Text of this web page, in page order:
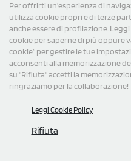
Per offrirti un'esperienza di
utilizza cookie propri e di terze
anche essere di profilazione.
cookie per saperne di più oppure
cookie” per gestire le tue
acconsenti alla memorizzazione
su "Rifiuta" accetti la
ringraziamo per la collaborazione!
Leggi Cookie Policy
Rifiuta
Trolley personalizzabile
Valigia trolley in policarbonato
trasportare dotati di 4 ruote.
da zip con cursori in pelle.
scarpe. Corredato di chiusura a
identificazione lato posteriore.
cm.45,5x67x28
€241,50cad. iva esclusa